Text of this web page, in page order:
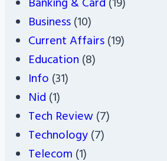
Business(10)
Current Affairs(19)
Education (8)
Info (31)
Nid (1)
Tech Review(7)
Technology(7)
Telecom (1)